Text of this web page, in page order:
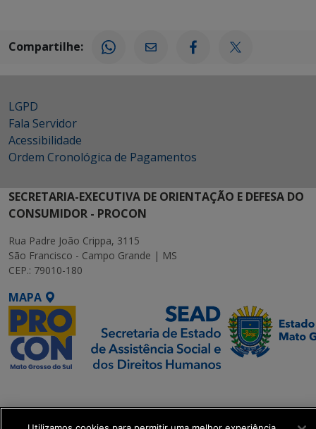
Compartilhe:
LGPD
Fala Servidor
Acessibilidade
Ordem Cronológica de Pagamentos
SECRETARIA-EXECUTIVA DE ORIENTAÇÃO E DEFESA DO
CONSUMIDOR - PROCON
Rua Padre João Crippa, 3115
São Francisco - Campo Grande | MS
CEP.: 79010-180
MAPA
Executiva de
Transformação Digital